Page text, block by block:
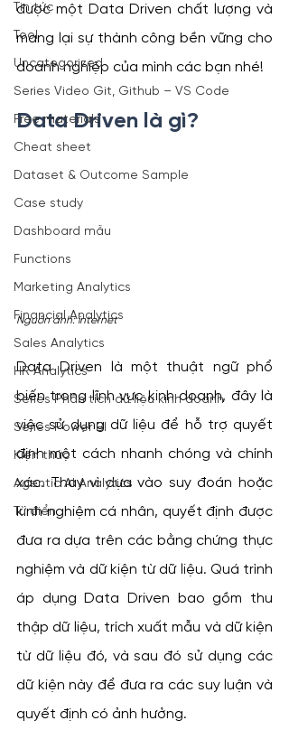
Tin tức
Tool
Uncategorized
Series Video Git, Github – VS Code
Free materials
Cheat sheet
Dataset & Outcome Sample
Case study
Dashboard mẫu
Functions
Marketing Analytics
Financial Analytics
Sales Analytics
HR Analytics
Series Phân tích dữ liệu kinh doanh
Series Power BI
Kiến thức
Agentic AI Analytics
Từ điển
được một Data Driven chất lượng và
mang lại sự thành công bền vững cho
doanh nghiệp của mình các bạn nhé!
Data Driven là gì?
Nguồn ảnh: internet
Data Driven là một thuật ngữ phổ
biến trong lĩnh vực kinh doanh, đây là
việc sử dụng dữ liệu để hỗ trợ quyết
định một cách nhanh chóng và chính
xác. Thay vì dựa vào suy đoán hoặc
kinh nghiệm cá nhân, quyết định được
đưa ra dựa trên các bằng chứng thực
nghiệm và dữ kiện từ dữ liệu. Quá trình
áp dụng Data Driven bao gồm thu
thập dữ liệu, trích xuất mẫu và dữ kiện
từ dữ liệu đó, và sau đó sử dụng các
dữ kiện này để đưa ra các suy luận và
quyết định có ảnh hưởng.